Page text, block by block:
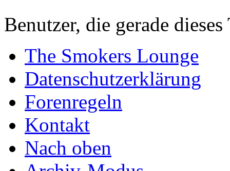
Benutzer, die gerade
The Smokers Lounge
Datenschutzerklärung
Forenregeln
Kontakt
Nach oben